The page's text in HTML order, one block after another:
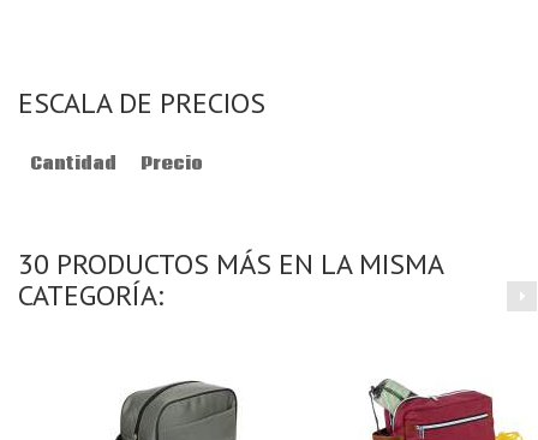
ESCALA DE PRECIOS
Cantidad Precio
30 PRODUCTOS MÁS EN LA MISMA
CATEGORÍA: